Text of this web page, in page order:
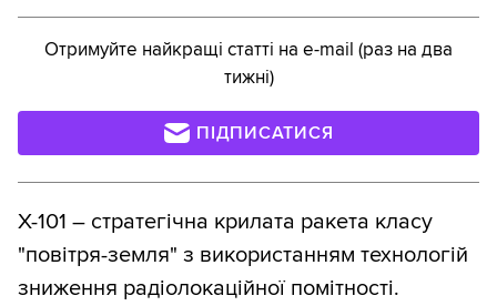
Отримуйте найкращі статті на e-mail (раз на два
тижні)
ПІДПИСАТИСЯ
Х-101 – стратегічна крилата ракета класу
"повітря-земля" з використанням технологій
зниження радіолокаційної помітності.